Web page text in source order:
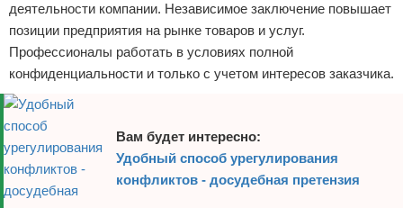
Кино и сериалы
Покупки
Мода и стиль
Условия предоставления информации
Отказ от ответственности
деятельности компании. Независимое заключение повышает
позиции предприятия на рынке товаров и услуг.
Профессионалы работать в условиях полной
конфиденциальности и только с учетом интересов заказчика.
Вам будет интересно:
Удобный способ урегулирования
конфликтов - досудебная претензия